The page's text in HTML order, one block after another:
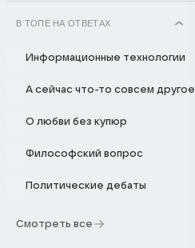
В ТОПЕ НА ОТВЕТАХ
Информационные технологии
А сейчас что-то совсем другое
О любви без купюр
Философский вопрос
Политические дебаты
Смотреть все